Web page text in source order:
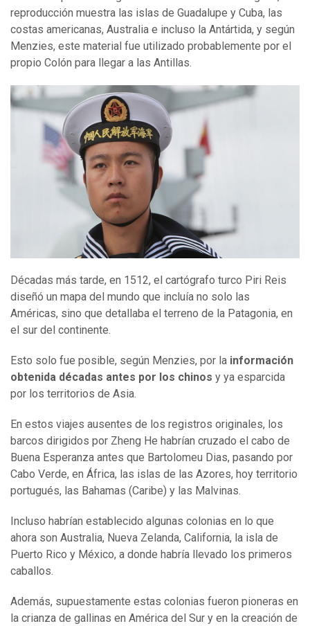
reproducción muestra las islas de Guadalupe y Cuba, las
costas americanas, Australia e incluso la Antártida, y según
Menzies, este material fue utilizado probablemente por el
propio Colón para llegar a las Antillas.
Décadas más tarde, en 1512, el cartógrafo turco Piri Reis
diseñó un mapa del mundo que incluía no solo las
Américas, sino que detallaba el terreno de la Patagonia, en
el sur del continente.
Esto solo fue posible, según Menzies, por la información
obtenida décadas antes por los chinos y ya esparcida
por los territorios de Asia.
En estos viajes ausentes de los registros originales, los
barcos dirigidos por Zheng He habrían cruzado el cabo de
Buena Esperanza antes que Bartolomeu Dias, pasando por
Cabo Verde, en África, las islas de las Azores, hoy territorio
portugués, las Bahamas (Caribe) y las Malvinas.
Incluso habrían establecido algunas colonias en lo que
ahora son Australia, Nueva Zelanda, California, la isla de
Puerto Rico y México, a donde habría llevado los primeros
caballos.
Además, supuestamente estas colonias fueron pioneras en
la crianza de gallinas en América del Sur y en la creación de